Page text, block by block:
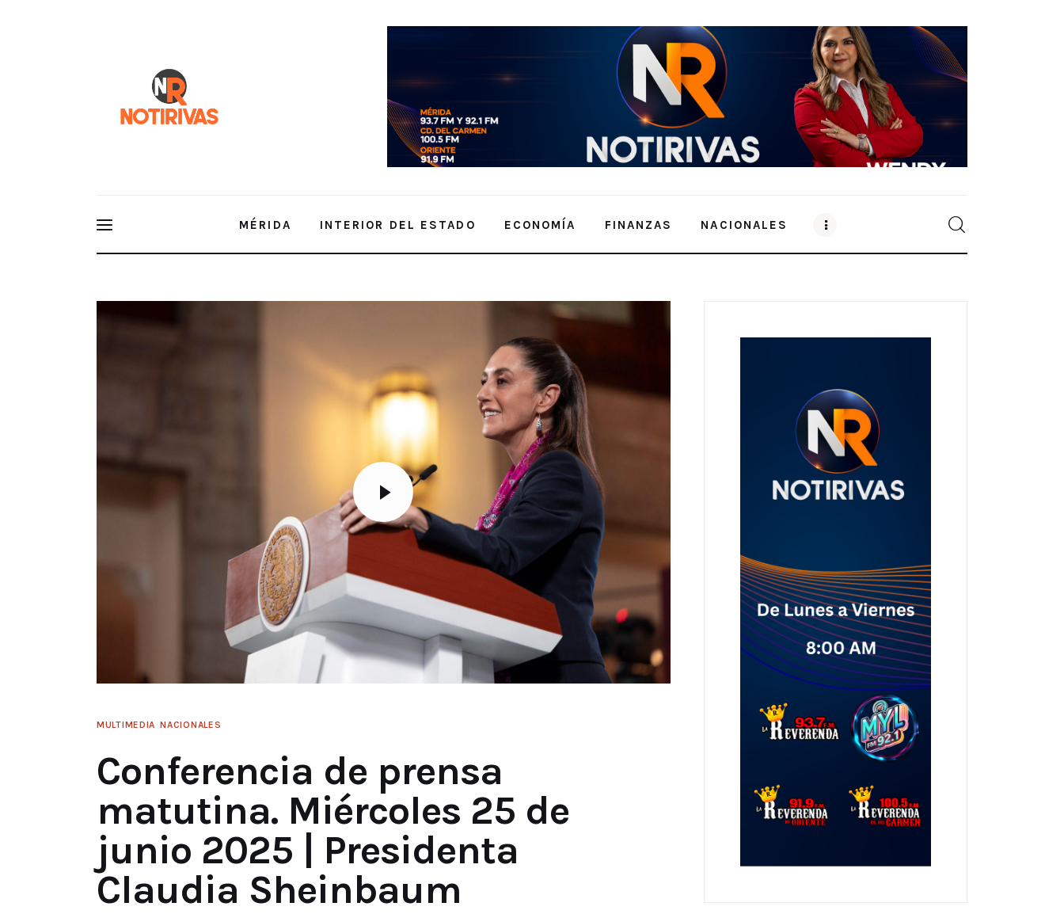
MÉRIDA INTERIOR DEL ESTADO ECONOMÍA FINANZAS NACIONALES
Conferencia de prensa matutina. Miércoles 25 de junio 2025 | Presidenta Claudia
MULTIMEDIA NACIONALES
Conferencia de prensa
matutina. Miércoles 25 de
junio 2025 | Presidenta
Claudia Sheinbaum